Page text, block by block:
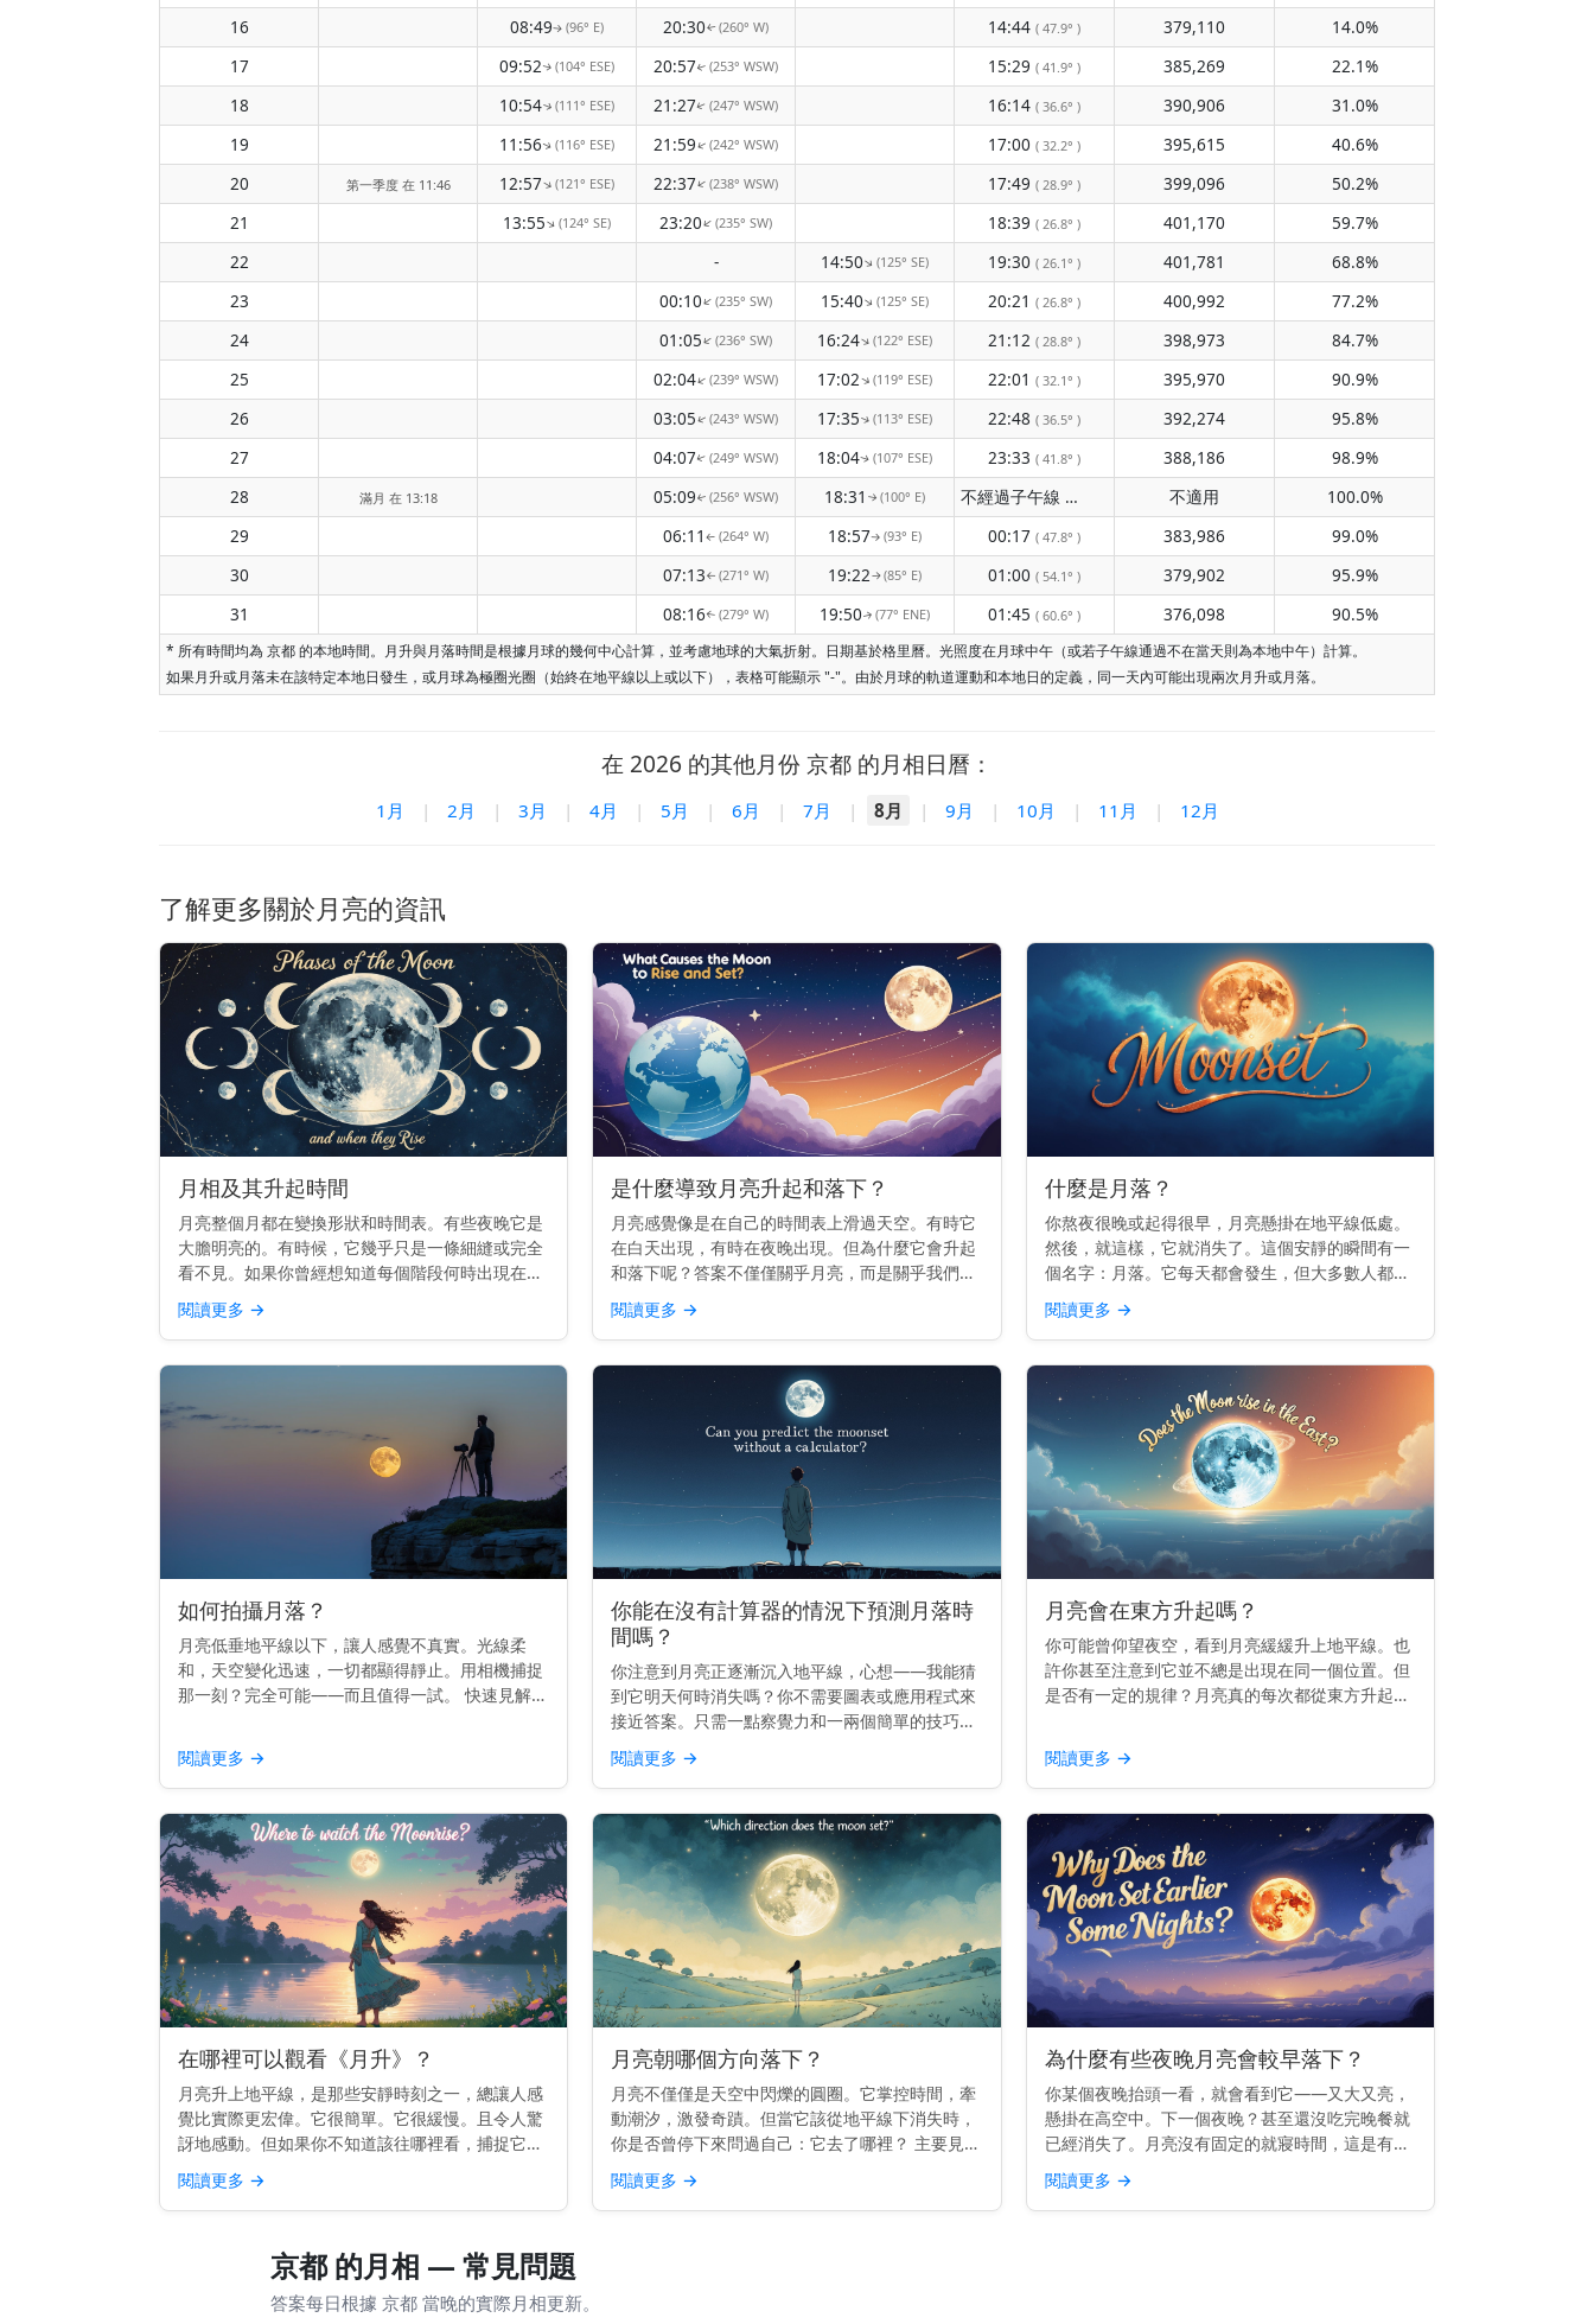
16
08:49↑(96° E) 20:30↑(260° W) 14:44 ( 47.9° ) 379,110
14.0%
17
09:52↑(104° ESE) 20:57↑(253° WSW) 15:29 ( 41.9° ) 385,269
22.1%
18
10:54↑(111° ESE) 21:27↑(247° WSW) 16:14 ( 36.6° ) 390,906
31.0%
19
11:56↑(116° ESE) 21:59↑(242° WSW) 17:00 ( 32.2° ) 395,615
40.6%
20
第一季度 在 11:46 12:57↑(121° ESE) 22:37↑(238° WSW) 17:49 ( 28.9° ) 399,096
50.2%
21
13:55↑(124° SE) 23:20↑(235° SW) 18:39 ( 26.8° ) 401,170
59.7%
22
- 14:50↑(125° SE) 19:30 ( 26.1° ) 401,781
68.8%
23
00:10↑(235° SW) 15:40↑(125° SE) 20:21 ( 26.8° ) 400,992
77.2%
24
01:05↑(236° SW) 16:24↑(122° ESE) 21:12 ( 28.8° ) 398,973
84.7%
25
02:04↑(239° WSW) 17:02↑(119° ESE) 22:01 ( 32.1° ) 395,970
90.9%
26
03:05↑(243° WSW) 17:35↑(113° ESE) 22:48 ( 36.5° ) 392,274
95.8%
27
04:07↑(249° WSW) 18:04↑(107° ESE) 23:33 ( 41.8° ) 388,186
98.9%
28
滿月 在 13:18 05:09↑(256° WSW) 18:31 ↑(100° E) 不經過子午線
( 不適用 ) 不適用
100.0%
29
06:11 ↑(264° W) 18:57↑(93° E) 00:17 ( 47.8° ) 383,986
99.0%
30
07:13↑(271° W) 19:22↑(85° E) 01:00 ( 54.1° ) 379,902
95.9%
31
08:16↑(279° W) 19:50↑(77° ENE) 01:45 ( 60.6° ) 376,098 90.5%
* 所有時間均為 京都 的本地時間。月升與月落時間是根據月球的幾何中心計算，並考慮地球的大氣折射。日期基於格里曆。光照度在月球中午（或若子午線通過不在當天則為本地中午）計算。
如果月升或月落未在該特定本地日發生，或月球為極圈光圈（始終在地平線以上或以下），表格可能顯示 "-"。由於月球的軌道運動和本地日的定義，同一天內可能出現兩次月升或月落。
在 2026 的其他月份 京都 的月相日曆：
1月 | 2月 | 3月 | 4月 | 5月 | 6月 | 7月 | 8月 | 9月 | 10月 | 11月 | 12月
了解更多關於月亮的資訊
月相及其升起時間
月亮整個月都在變換形狀和時間表。有些夜晚它是
大膽明亮的。有時候，它幾乎只是一條細縫或完全
看不見。如果你曾經想知道每個階段何時出現在天
空中，你並不孤單。其實，時間是遵循一個節奏
的。 重點提示： 每個月相的升起時間不同——從
日出到日落——這取決...
閱讀更多 →
是什麼導致月亮升起和落下？
月亮感覺像是在自己的時間表上滑過天空。有時它
在白天出現，有時在夜晚出現。但為什麼它會升起
和落下呢？答案不僅僅關乎月亮，而是關乎我們自
己。 主要見解： 月亮升起和落下是因為地球在旋
轉——而不是因為月亮移動得那麼快。 它真正移動
的原因 地球每2...
閱讀更多 →
什麼是月落？
你熬夜很晚或起得很早，月亮懸掛在地平線低處。
然後，就這樣，它就消失了。這個安靜的瞬間有一
個名字：月落。它每天都會發生，但大多數人都會
錯過。 重點提示： 月落是指月亮滑落到西方地平
線以下，就像日落一樣，但較為柔和。 月落的運作
原理 地球由西向...
閱讀更多 →
如何拍攝月落？
月亮低垂地平線以下，讓人感覺不真實。光線柔
和，天空變化迅速，一切都顯得靜止。用相機捕捉
那一刻？完全可能——而且值得一試。 快速見解：
應用程式或日曆來規劃時間。 時間掌握一切 最佳
的月落照片通常在...
閱讀更多 →
你能在沒有計算器的情況下預測月落時
間嗎？
你注意到月亮正逐漸沉入地平線，心想——我能猜
到它明天何時消失嗎？你不需要圖表或應用程式來
接近答案。只需一點察覺力和一兩個簡單的技巧。
主要見解： 你可以通過知道今天的月落時間，並減
去大約50分鐘來預估明天的月落時間。 月亮的每
日漂移 月亮在...
閱讀更多 →
月亮會在東方升起嗎？
你可能曾仰望夜空，看到月亮緩緩升上地平線。也
許你甚至注意到它並不總是出現在同一個位置。但
是否有一定的規律？月亮真的每次都從東方升起
非常接近東方——就像太陽一樣。 為什麼月亮會跟
隨東方 這一切都與...
閱讀更多 →
在哪裡可以觀看《月升》？
月亮升上地平線，是那些安靜時刻之一，總讓人感
覺比實際更宏偉。它很簡單。它很緩慢。且令人驚
訝地感動。但如果你不知道該往哪裡看，捕捉它並
不總是那麼容易。 快速提示： 面向東方，視野開
闊，能看到地平線。較高的地勢或面向開闊天空的
海灘效果最佳。 為...
閱讀更多 →
月亮朝哪個方向落下？
月亮不僅僅是天空中閃爍的圓圈。它掌控時間，牽
動潮汐，激發奇蹟。但當它該從地平線下消失時，
你是否曾停下來問過自己：它去了哪裡？ 主要見
解： 月亮在西方落下，就像太陽一樣。但每晚的確
切位置會略有變化。 為什麼月亮會在西方落下 地
球由西向東旋轉。...
閱讀更多 →
為什麼有些夜晚月亮會較早落下？
你某個夜晚抬頭一看，就會看到它——又大又亮，
懸掛在高空中。下一個夜晚？甚至還沒吃完晚餐就
已經消失了。月亮沒有固定的就寢時間，這是有充
分原因的。 快速見解： 有些夜晚月亮較早落下，
是因為它的軌道使它每天升起的時間大約晚50分鐘
——因此相較於前...
閱讀更多 →
京都 的月相 — 常見問題
答案每日根據 京都 當晚的實際月相更新。